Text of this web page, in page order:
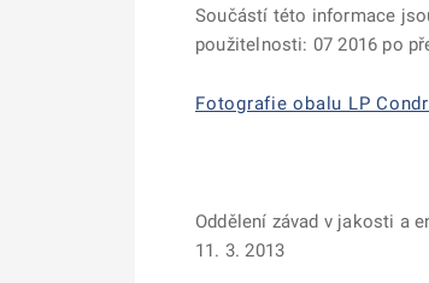
Součástí této informace
použitelnosti: 07 2016 po
Fotografie obalu LP
Oddělení závad v jakosti a
11. 3. 2013